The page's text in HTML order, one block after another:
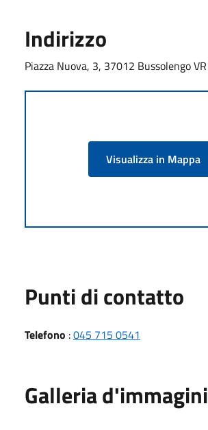
Indirizzo
Piazza Nuova, 3, 37012 Bussolengo VR
Visualizza in Mappa
Punti di contatto
Telefono :045 715 0541
Galleria d'immagini